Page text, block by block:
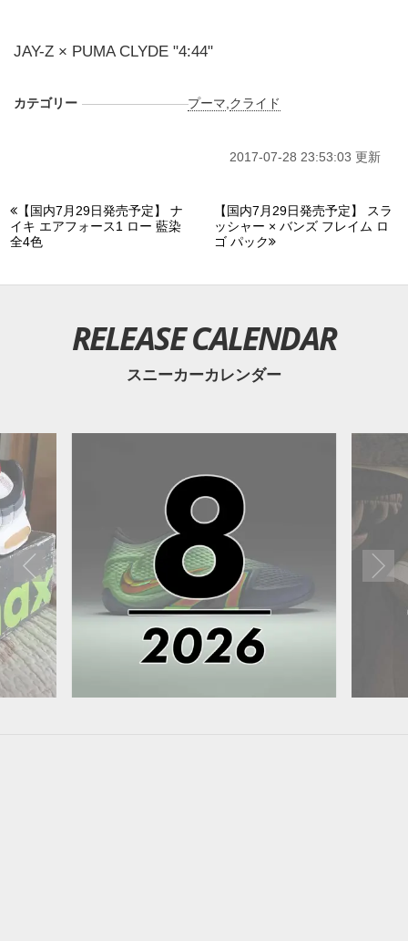
JAY-Z × PUMA CLYDE "4:44"
カテゴリー プーマ クライド
2017-07-28 23:53:03 更新
【国内7月29日発売予定】 ナ
イキ エアフォース1 ロー 藍染
全4色
【国内7月29日発売予定】 スラ
ッシャー × バンズ フレイム ロ
ゴ パック
RELEASE CALENDAR
スニーカーカレンダー